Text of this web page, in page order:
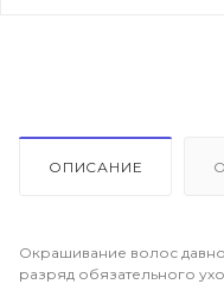
ОПИСАНИЕ
Окрашивание волос
разряд обязательного